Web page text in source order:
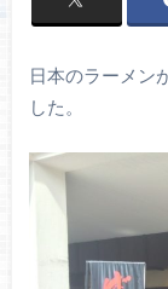
日本のラーメン
した。